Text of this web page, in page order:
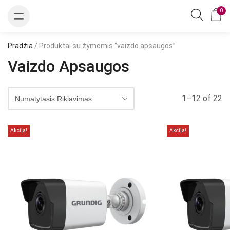
0
Pradžia / Produktai su žymomis “vaizdo apsaugos”
Vaizdo Apsaugos
1–12 of 22
Akcija! Akcija!